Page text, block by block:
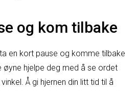
og kom tilbake
en kort pause og komme tilbake
hjelpe deg med å se ordet
Å gi hjernen din litt tid til å